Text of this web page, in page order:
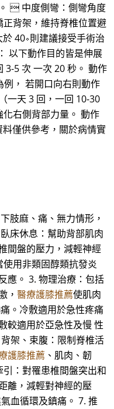
 中度側彎：側彎角度
背架，維持脊椎位置避
40∘則建議接受手術治
以下動作目的皆是伸展
3-5 次 一次 20 秒。 動作
例， 若開口向右則動作
一天 3 回，一回 10-30
右側背部力量。 動作
僅供參考，關於病情實
肢麻、痛、無力情形，
床休息：幫助背部肌肉
間盤的壓力，減輕神經
用非類固醇類抗發炎
應。 3. 物理治療：包括
， 醫療護膝推薦使肌肉
。冷敷適用於急性疼痛
較適用於亞急性及慢 性
架、束腹：限制脊椎活
護膝推薦 、肌肉、韌
：對罹患椎間盤突出和
離，減輕對神經的壓
血循環及鎮痛。 7. 推